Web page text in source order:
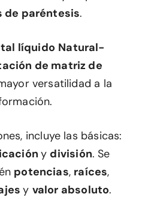
de paréntesis.
líquido Natural-
de matriz de
versatilidad a la
incluye las básicas:
y división. Se
potencias, raíces,
y valor absoluto.